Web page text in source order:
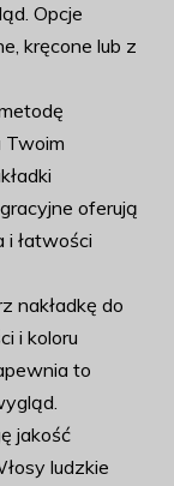
Opcje
kręcone lub z
Twoim
oferują
i łatwości
nakładkę do
i koloru
to
jakość
ludzkie